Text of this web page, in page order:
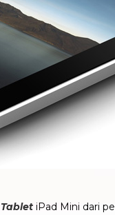
iPad Mini dari